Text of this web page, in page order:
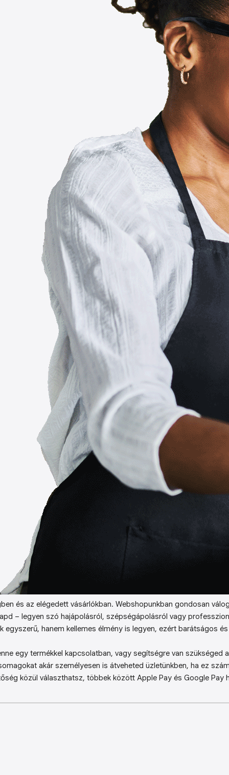
és az elégedett vásárlókban. Webshopunkban gondosan
– legyen szó hajápolásról, szépségápolásról vagy
egyszerű, hanem kellemes élmény is legyen, ezért barátságos
egy termékkel kapcsolatban, vagy segítségre van szükséged
akár személyesen is átveheted üzletünkben, ha ez
közül választhatsz, többek között Apple Pay és Google Pay